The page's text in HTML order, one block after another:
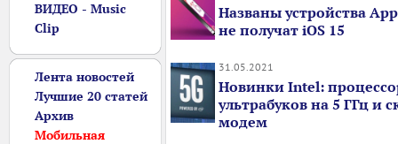
ВИДЕО - Music
Clip
Лента новостей
Лучшие 20 статей
Архив
Мобильная
Названы устройства
не получат iOS 15
31.05.2021
Новинки Intel:
ультрабуков на 5 ГГц и
модем